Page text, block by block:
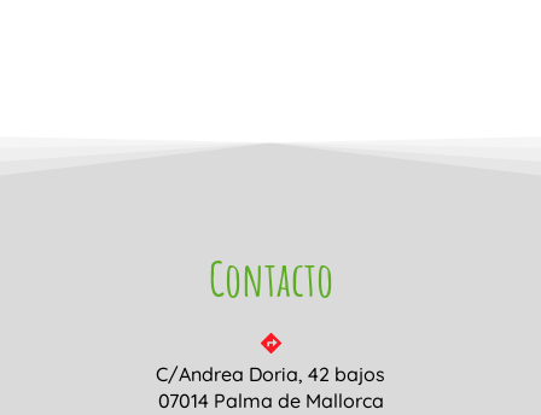
Contacto
C/Andrea Doria, 42 bajos
07014 Palma de Mallorca